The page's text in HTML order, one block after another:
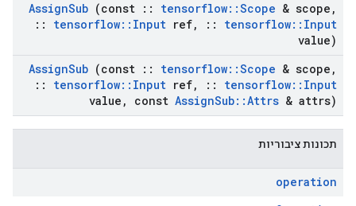
AssignSub (const :: tensorflow::Scope & scope ,
::
tensorflow:: Input ref, :: tensorflow:: Input
value)
AssignSub (const :: tensorflow::Scope & scope ,
::
tensorflow:: Input ref, :: tensorflow:: Input
value , const AssignSub::Attrs & attrs)
תכונות ציבוריות
operation